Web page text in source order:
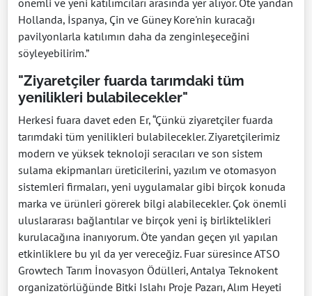
önemli ve yeni katılımcıları arasında yer alıyor. Öte yandan
Hollanda, İspanya, Çin ve Güney Kore'nin kuracağı
pavilyonlarla katılımın daha da zenginleşeceğini
söyleyebilirim.”
"Ziyaretçiler fuarda tarımdaki tüm
yenilikleri bulabilecekler"
Herkesi fuara davet eden Er, “Çünkü ziyaretçiler fuarda
tarımdaki tüm yenilikleri bulabilecekler. Ziyaretçilerimiz
modern ve yüksek teknoloji seracıları ve son sistem
sulama ekipmanları üreticilerini, yazılım ve otomasyon
sistemleri firmaları, yeni uygulamalar gibi birçok konuda
marka ve ürünleri görerek bilgi alabilecekler. Çok önemli
uluslararası bağlantılar ve birçok yeni iş birliktelikleri
kurulacağına inanıyorum. Öte yandan geçen yıl yapılan
etkinliklere bu yıl da yer vereceğiz. Fuar süresince ATSO
Growtech Tarım İnovasyon Ödülleri, Antalya Teknokent
organizatörlüğünde Bitki Islahı Proje Pazarı, Alım Heyeti